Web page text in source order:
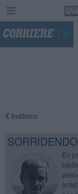
Indietro
Ex